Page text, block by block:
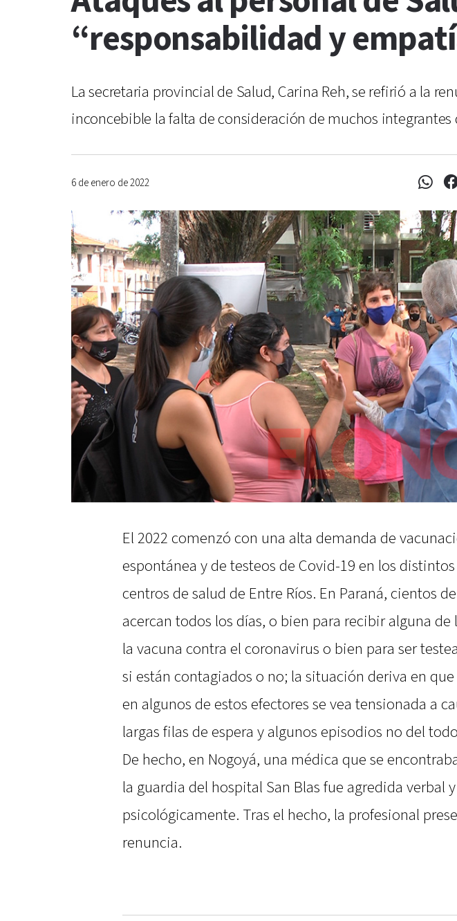
“responsabilidad y
La secretaria provincial de Salud, Carina Reh, se refirió a la
inconcebible la falta de consideración de muchos integrantes
6 de enero de 2022
El 2022 comenzó con una alta demanda de
espontánea y de testeos de Covid-19 en los
centros de salud de Entre Ríos. En Paraná, cientos
acercan todos los días, o bien para recibir alguna de
la vacuna contra el coronavirus o bien para ser
si están contagiados o no; la situación deriva en
en algunos de estos efectores se vea tensionada a
largas filas de espera y algunos episodios no del
De hecho, en Nogoyá, una médica que se
la guardia del hospital San Blas fue agredida verbal y
psicológicamente. Tras el hecho, la profesional
renuncia.